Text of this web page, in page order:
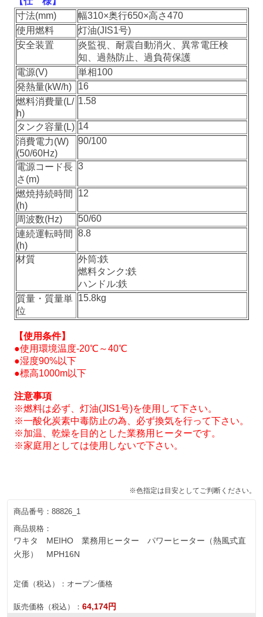
寸法(mm)
幅310×奥行650×高さ470
使用燃料
灯油(JIS1号)
安全装置
炎監視、耐震自動消火、異常電圧検
知、過熱防止、過負荷保護
電源(V)
単相100
発熱量(kW/h)
16
燃料消費量(L/
h)
1.58
タンク容量(L) 14
消費電力(W)
(50/60Hz)
90/100
電源コード長
さ(m)
3
燃焼持続時間
(h)
12
周波数(Hz)
50/60
連続運転時間
(h)
8.8
材質
外筒:鉄
燃料タンク:鉄
ハンドル:鉄
質量・質量単
位
15.8kg
【使用条件】
●使用環境温度-20℃～40℃
●湿度90%以下
●標高1000m以下
注意事項
※燃料は必ず、灯油(JIS1号)を使用して下さい。
※一酸化炭素中毒防止の為、必ず換気を行って下さい。
※加温、乾燥を目的とした業務用ヒーターです。
※家庭用としては使用しないで下さい。
※色指定は目安としてご判断ください。
商品番号： 88826_1
商品規格：
ワキタ MEIHO 業務用ヒーター パワーヒーター（熱風式直
火形） MPH16N
定価（税込）： オープン価格
販売価格（税込）： 64,174円